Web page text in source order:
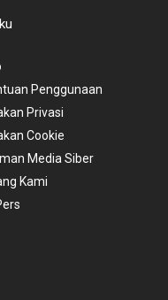
Penggunaan
Privasi
Cookie
Media Siber
Kami